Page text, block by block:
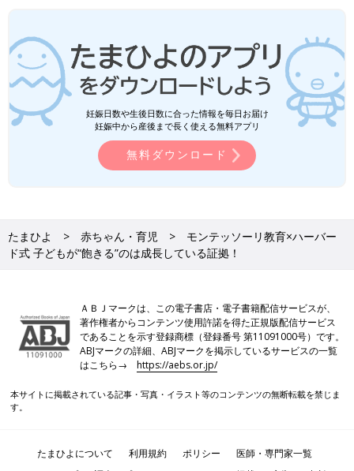
妊娠日数や生後日数に合った情報を毎日お届け
妊娠中から産後まで長く使える無料アプリ
無料ダウンロード
たまひよ 赤ちゃん・育児
モンテッソーリ教育×ハーバー
ド式 子どもが“飽きる”のは成長している証拠！
ＡＢＪマークは、この電子書店・電子書籍配信サービスが、
著作権者からコンテンツ使用許諾を得た正規版配信サービス
であることを示す登録商標（登録番号 第11091000号）です。
ABJマークの詳細、ABJマークを掲示しているサービスの一覧
はこちら→https://aebs.or.jp/
本サイトに掲載されている記事・写真・イラスト等のコンテンツの無断転載を禁じま
す。
たまひよについて 利用規約 ポリシー
医師・専門家一覧